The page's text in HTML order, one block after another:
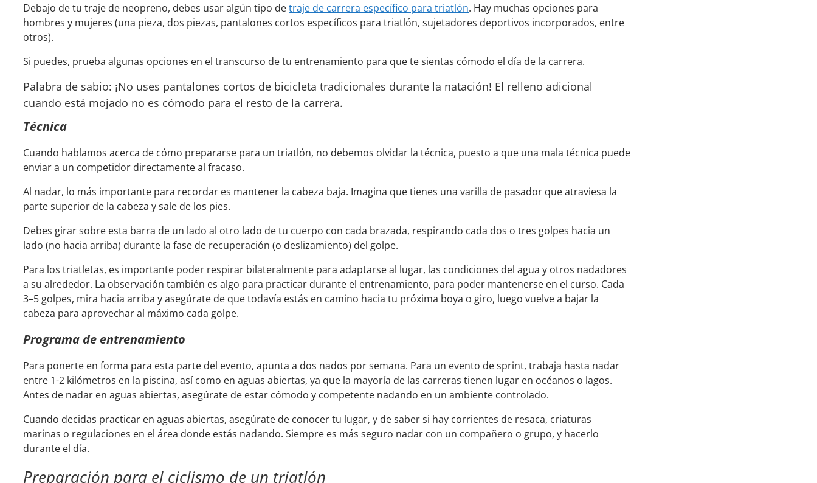
Debajo de tu traje de neopreno, debes usar algún tipo detraje de carrera específico para triatlón. Hay muchas opciones para
hombres y mujeres (una pieza, dos piezas, pantalones cortos específicos para triatlón, sujetadores deportivos incorporados, entre
otros).
Si puedes, prueba algunas opciones en el transcurso de tu entrenamiento para que te sientas cómodo el día de la carrera.
Palabra de sabio: ¡No uses pantalones cortos de bicicleta tradicionales durante la natación! El relleno adicional
cuando está mojado no es cómodo para el resto de la carrera.
Técnica
Cuando hablamos acerca de cómo prepararse para un triatlón, no debemos olvidar la técnica, puesto a que una mala técnica puede
enviar a un competidor directamente al fracaso.
Al nadar, lo más importante para recordar es mantener la cabeza baja. Imagina que tienes una varilla de pasador que atraviesa la
parte superior de la cabeza y sale de los pies.
Debes girar sobre esta barra de un lado al otro lado de tu cuerpo con cada brazada, respirando cada dos o tres golpes hacia un
lado (no hacia arriba) durante la fase de recuperación (o deslizamiento) del golpe.
Para los triatletas, es importante poder respirar bilateralmente para adaptarse al lugar, las condiciones del agua y otros nadadores
a su alrededor. La observación también es algo para practicar durante el entrenamiento, para poder mantenerse en el curso. Cada
3–5 golpes, mira hacia arriba y asegúrate de que todavía estás en camino hacia tu próxima boya o giro, luego vuelve a bajar la
cabeza para aprovechar al máximo cada golpe.
Programa de entrenamiento
Para ponerte en forma para esta parte del evento, apunta a dos nados por semana. Para un evento de sprint, trabaja hasta nadar
entre 1-2 kilómetros en la piscina, así como en aguas abiertas, ya que la mayoría de las carreras tienen lugar en océanos o lagos.
Antes de nadar en aguas abiertas, asegúrate de estar cómodo y competente nadando en un ambiente controlado.
Cuando decidas practicar en aguas abiertas, asegúrate de conocer tu lugar, y de saber si hay corrientes de resaca, criaturas
marinas o regulaciones en el área donde estás nadando. Siempre es más seguro nadar con un compañero o grupo, y hacerlo
durante el día.
Preparación para el ciclismo de un triatlón